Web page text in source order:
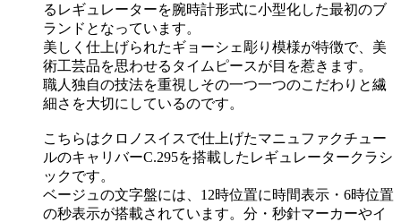
るレギュレーターを腕時計形式に小型化した最初のブ
ランドとなっています。
美しく仕上げられたギョーシェ彫り模様が特徴で、美
術工芸品を思わせるタイムピースが目を惹きます。
職人独自の技法を重視しその一つ一つのこだわりと繊
細さを大切にしているのです。
こちらはクロノスイスで仕上げたマニュファクチュー
ルのキャリバーC.295を搭載したレギュレータークラシ
ックです。
ベージュの文字盤には、12時位置に時間表示・6時位置
の秒表示が搭載されています。分・秒針マーカーやイ